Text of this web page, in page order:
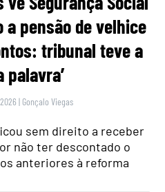
pensão de velhice
tribunal teve a
palavra’
| Gonçalo Viegas
sem direito a receber
não ter descontado o
anteriores à reforma